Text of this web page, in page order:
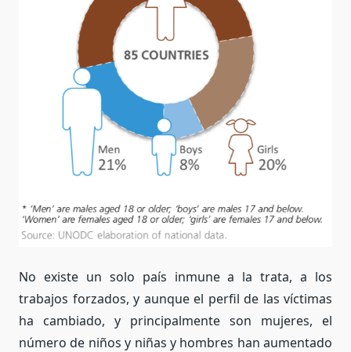
No existe un solo país inmune a la trata, a los
trabajos forzados, y aunque el perfil de las víctimas
ha cambiado, y principalmente son mujeres, el
número de niños y niñas y hombres han aumentado